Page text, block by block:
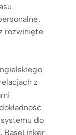
rozwinięte
z
do
BaseLinker